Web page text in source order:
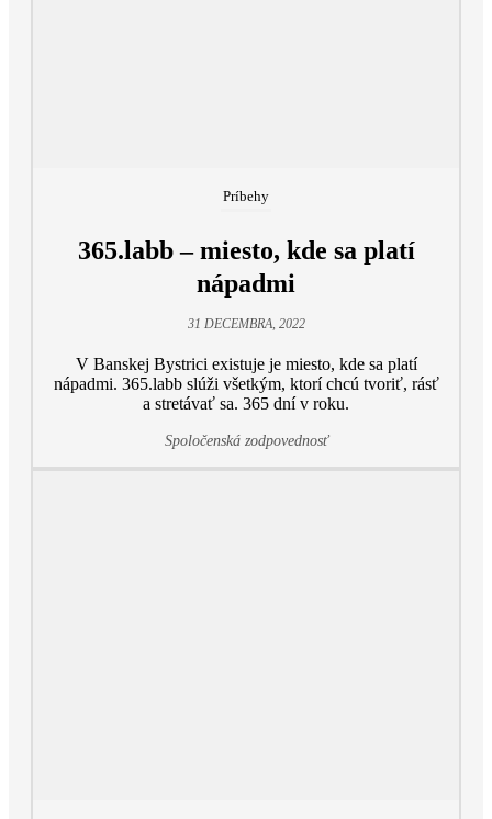
Príbehy
365.labb – miesto, kde sa platí
nápadmi
31 DECEMBRA, 2022
V Banskej Bystrici existuje je miesto, kde sa platí
nápadmi. 365.labb slúži všetkým, ktorí chcú tvoriť, rásť
a stretávať sa. 365 dní v roku.
Spoločenská zodpovednosť